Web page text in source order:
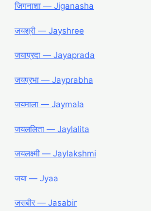
जिगनाशा ― Jiganasha
जयश्री ― Jayshree
जयाप्रदा ― Jayaprada
जयप्रभा ― Jayprabha
जयमाला ― Jaymala
जयललिता ― Jaylalita
जयलक्ष्मी ― Jaylakshmi
जया ― Jyaa
जसबीर ― Jasabir